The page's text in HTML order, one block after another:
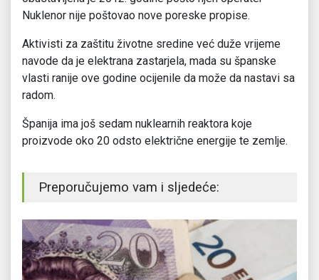
Nuklenor nije poštovao nove poreske propise.
Aktivisti za zaštitu životne sredine već duže vrijeme
navode da je elektrana zastarjela, mada su španske
vlasti ranije ove godine ocijenile da može da nastavi sa
radom.
Španija ima još sedam nuklearnih reaktora koje
proizvode oko 20 odsto električne energije te zemlje.
Preporučujemo vam i sljedeće: